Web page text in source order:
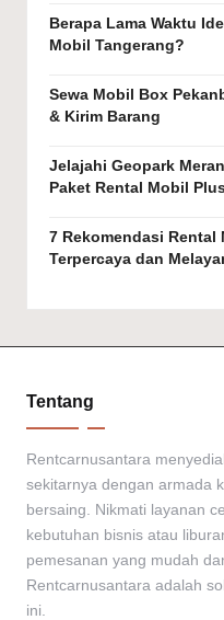
g
a
u
Berapa Lama Waktu
Mobil Tangerang?
Sewa Mobil Box
& Kirim Barang
Jelajahi Geopark
Paket Rental Mobil
7 Rekomendasi
Terpercaya dan
Tentang
Rentcarnusantara
sekitarnya dengan armada
bersaing. Nikmati layanan
kebutuhan bisnis atau
pemesanan yang mudah
Rentcarnusantara adalah
ini.